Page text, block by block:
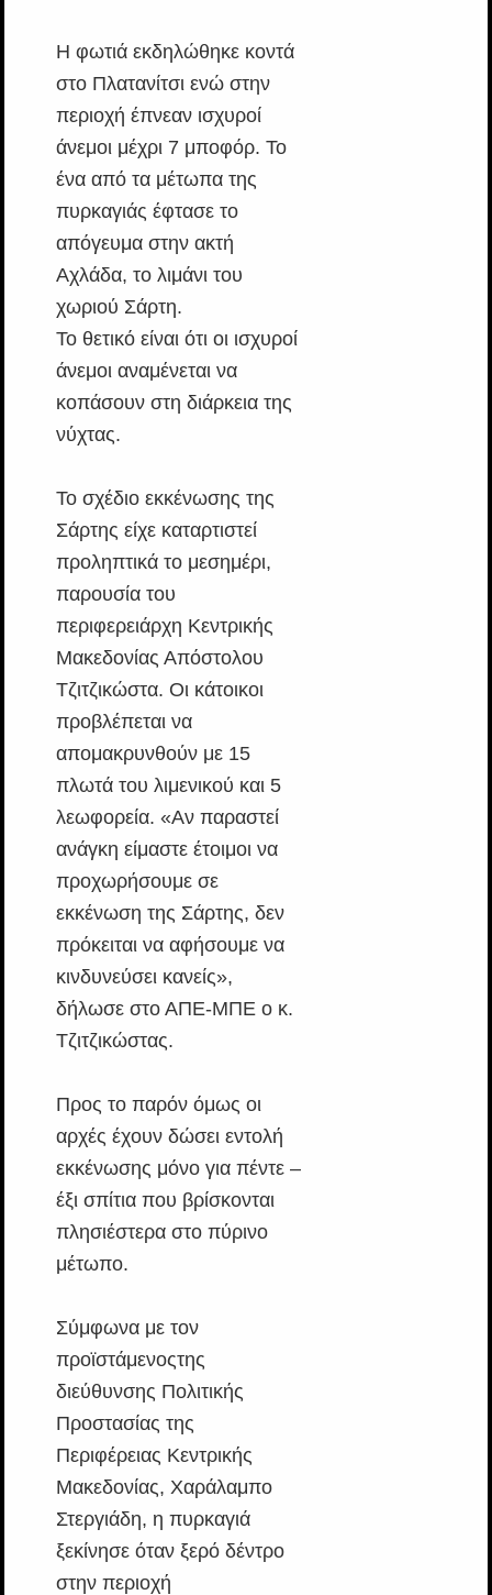
Η φωτιά εκδηλώθηκε κοντά
στο Πλατανίτσι ενώ στην
περιοχή έπνεαν ισχυροί
άνεμοι μέχρι 7 μποφόρ. Το
ένα από τα μέτωπα της
πυρκαγιάς έφτασε το
απόγευμα στην ακτή
Αχλάδα, το λιμάνι του
χωριού Σάρτη.
Το θετικό είναι ότι οι ισχυροί
άνεμοι αναμένεται να
κοπάσουν στη διάρκεια της
νύχτας.
Το σχέδιο εκκένωσης της
Σάρτης είχε καταρτιστεί
προληπτικά το μεσημέρι,
παρουσία του
περιφερειάρχη Κεντρικής
Μακεδονίας Απόστολου
Τζιτζικώστα. Οι κάτοικοι
προβλέπεται να
απομακρυνθούν με 15
πλωτά του λιμενικού και 5
λεωφορεία. «Αν παραστεί
ανάγκη είμαστε έτοιμοι να
προχωρήσουμε σε
εκκένωση της Σάρτης, δεν
πρόκειται να αφήσουμε να
κινδυνεύσει κανείς»,
δήλωσε στο ΑΠΕ-ΜΠΕ ο κ.
Τζιτζικώστας.
Προς το παρόν όμως οι
αρχές έχουν δώσει εντολή
εκκένωσης μόνο για πέντε –
έξι σπίτια που βρίσκονται
πλησιέστερα στο πύρινο
μέτωπο.
Σύμφωνα με τον
προϊστάμενοςτης
διεύθυνσης Πολιτικής
Προστασίας της
Περιφέρειας Κεντρικής
Μακεδονίας, Χαράλαμπο
Στεργιάδη, η πυρκαγιά
ξεκίνησε όταν ξερό δέντρο
στην περιοχή